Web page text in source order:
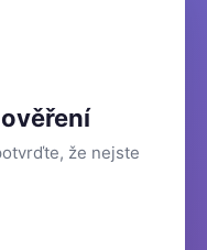
že nejste